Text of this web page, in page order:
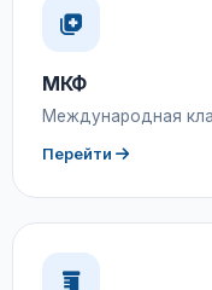
МКФ
Международная
Перейти